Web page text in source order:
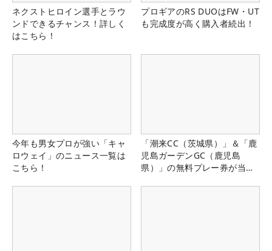
ネクストヒロイン選手とラウ
ンドできるチャンス！詳しく
はこちら！
プロギアのRS DUOはFW・UT
も完成度が高く購入者続出！
今年も男女プロが強い「キャ
ロウェイ」のニュース一覧は
こちら！
「潮来CC（茨城県）」＆「鹿
児島ガーデンGC（鹿児島
県）」の無料プレー券が当た